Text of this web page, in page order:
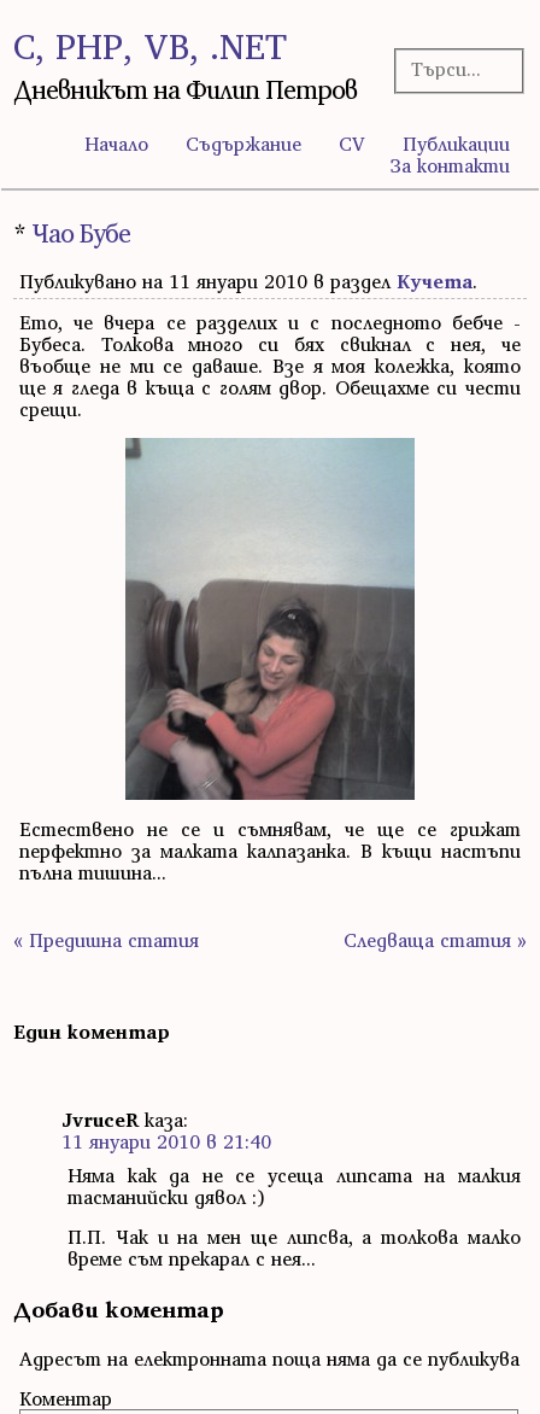
C, PHP, VB, .NET
Дневникът на Филип Петров
Начало Съдържание CV
Публикации
За контакти
* Чао Бубе
Публикувано на 11 януари 2010 в раздел Кучета.
Ето, че вчера се разделих и с последното бебче -
Бубеса. Толкова много си бях свикнал с нея, че
въобще не ми се даваше. Взе я моя колежка, която
ще я гледа в къща с голям двор. Обещахме си чести
срещи.
Естествено не се и съмнявам, че ще се грижат
перфектно за малката калпазанка. В къщи настъпи
пълна тишина...
« Предишна статия Следваща статия »
Един коментар
JvruceR каза:
11 януари 2010 в 21:40
Няма как да не се усеща липсата на малкия
тасманийски дявол :)
П.П. Чак и на мен ще липсва, а толкова малко
време съм прекарал с нея...
Добави коментар
Адресът на електронната поща няма да се публикува
Коментар